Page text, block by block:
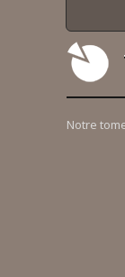
Notre